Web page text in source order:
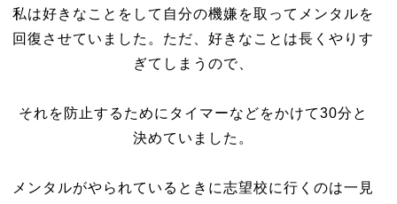
私は好きなことをして自分の機嫌を取ってメンタルを
回復させていました。ただ、好きなことは長くやりす
ぎてしまうので、
それを防止するためにタイマーなどをかけて30分と
決めていました。
メンタルがやられているときに志望校に行くのは一見